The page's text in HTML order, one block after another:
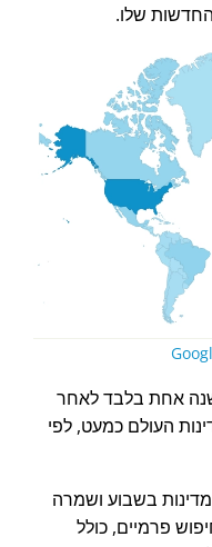
החדשות שלו.
אחת בלבד לאחר
העולם כמעט, לפי
הפלטפורמה בוקרה בממוצע מ-174 מדינות בשבוע ושמרה
פרמיים, כולל